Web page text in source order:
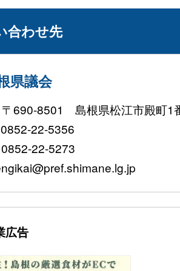
合わせ先
県議会
690-8501 島根県松江市殿町1
22-5356
22-5273
広告